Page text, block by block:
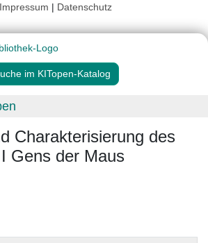
Impressum | Datenschutz
im KITopen-Katalog
Charakterisierung des
Gens der Maus